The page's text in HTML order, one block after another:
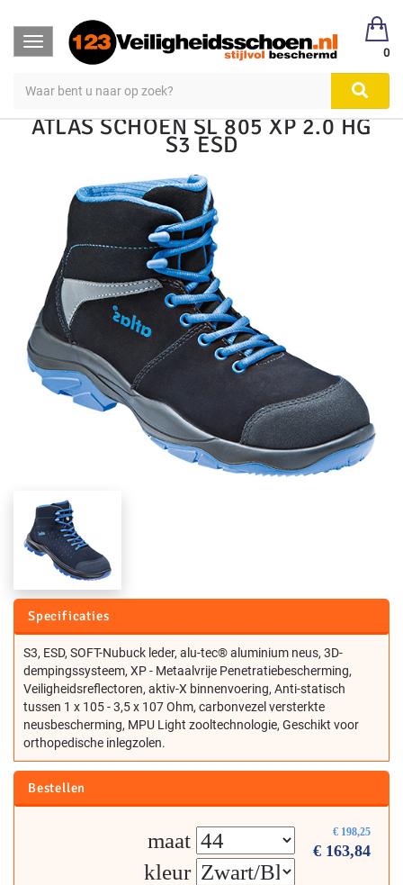
Toggle
navigation
0
123Veiligheidsschoen
Veiligheidsschoenen
Hoog S1, S2, S3
ATLAS SCHOEN SL 805 XP 2.0 HG
S3 ESD
Specificaties
S3, ESD, SOFT-Nubuck leder, alu-tec® aluminium neus, 3D-
dempingssysteem, XP - Metaalvrije Penetratiebescherming,
Veiligheidsreflectoren, aktiv-X binnenvoering, Anti-statisch
tussen 1 x 105 - 3,5 x 107 Ohm, carbonvezel versterkte
neusbescherming, MPU Light zooltechnologie, Geschikt voor
orthopedische inlegzolen.
Bestellen
€ 198,25
€ 163,84
maat
kleur